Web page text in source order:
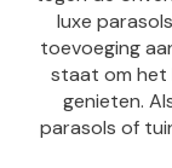
luxe
toevoeging
staat om het
genieten.
parasols of